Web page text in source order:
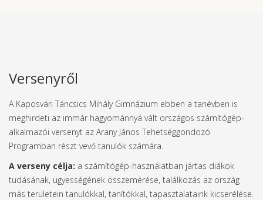
Versenyről
A Kaposvári Táncsics Mihály Gimnázium ebben a tanévben is
meghirdeti az immár hagyománnyá vált országos számítógép-
alkalmazói versenyt az Arany János Tehetséggondozó
Programban részt vevő tanulók számára.
A verseny célja: a számítógép-használatban jártas diákok
tudásának, ügyességének összemérése, találkozás az ország
más területein tanulókkal, tanítókkal, tapasztalataink kicserélése.